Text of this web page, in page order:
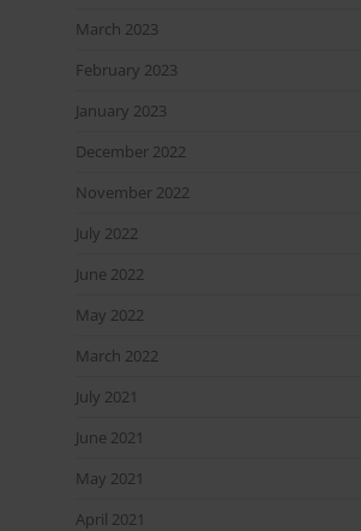
March 2023
February 2023
January 2023
December 2022
November 2022
July 2022
June 2022
May 2022
March 2022
July 2021
June 2021
May 2021
April 2021